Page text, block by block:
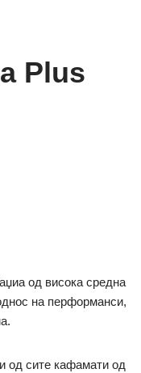
Plus
од висока средна
на перформанси,
од сите кафамати од